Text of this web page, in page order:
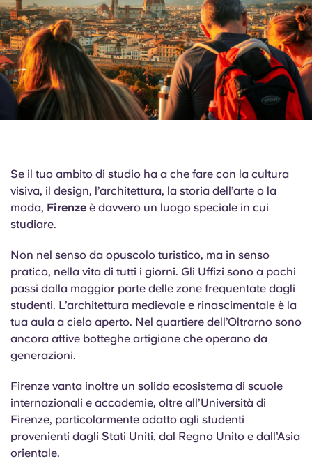
Se il tuo ambito di studio ha a che fare con la cultura
visiva, il design, l’architettura, la storia dell’arte o la
moda, Firenze è davvero un luogo speciale in cui
studiare.
Non nel senso da opuscolo turistico, ma in senso
pratico, nella vita di tutti i giorni. Gli Uffizi sono a pochi
passi dalla maggior parte delle zone frequentate dagli
studenti. L’architettura medievale e rinascimentale è la
tua aula a cielo aperto. Nel quartiere dell’Oltrarno sono
ancora attive botteghe artigiane che operano da
generazioni.
Firenze vanta inoltre un solido ecosistema di scuole
internazionali e accademie, oltre all’Università di
Firenze, particolarmente adatto agli studenti
provenienti dagli Stati Uniti, dal Regno Unito e dall’Asia
orientale.